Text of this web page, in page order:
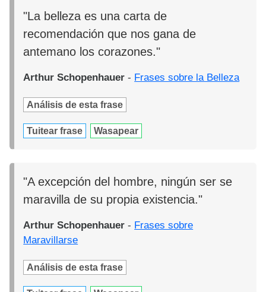
"La belleza es una carta de
recomendación que nos gana de
antemano los corazones."
Arthur Schopenhauer - Frases sobre la Belleza
Análisis de esta frase
Tuitear frase Wasapear
"A excepción del hombre, ningún ser se
maravilla de su propia existencia."
Arthur Schopenhauer - Frases sobre
Maravillarse
Análisis de esta frase